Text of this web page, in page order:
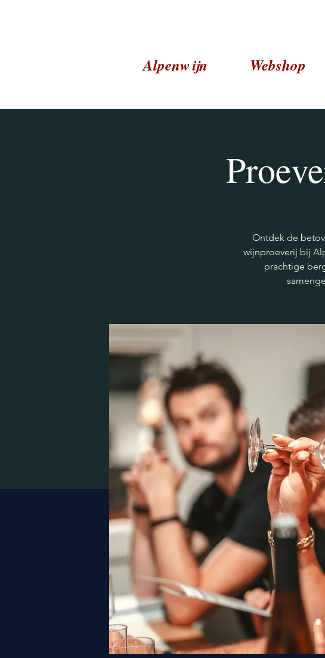
Alpenwijn Webshop
Ontdek de
wijnproeverij bij
prachtige